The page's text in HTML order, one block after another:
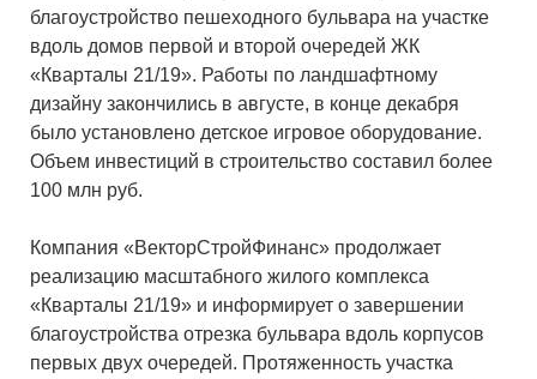
благоустройство пешеходного бульвара на участке
вдоль домов первой и второй очередей ЖК
«Кварталы 21/19». Работы по ландшафтному
дизайну закончились в августе, в конце декабря
было установлено детское игровое оборудование.
Объем инвестиций в строительство составил более
100 млн руб.
Компания «ВекторСтройФинанс» продолжает
реализацию масштабного жилого комплекса
«Кварталы 21/19» и информирует о завершении
благоустройства отрезка бульвара вдоль корпусов
первых двух очередей. Протяженность участка